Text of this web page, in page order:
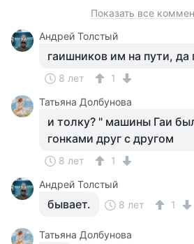
Показать все
Андрей Толстый
гаишников им на пути, да
8 лет
1
Татьяна Долбунова
и толку? " машины Гаи
гонками друг с другом
8 лет
1
Андрей Толстый
бывает. 8 лет 1
Татьяна Долбунова